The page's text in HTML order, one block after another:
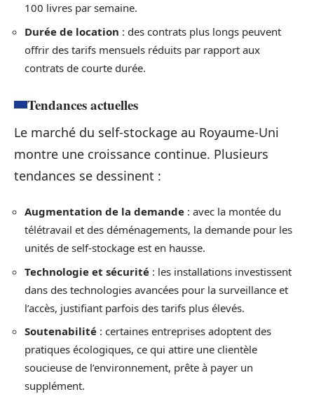
100 livres par semaine.
Durée de location : des contrats plus longs peuvent
offrir des tarifs mensuels réduits par rapport aux
contrats de courte durée.
Tendances actuelles
Le marché du self-stockage au Royaume-Uni
montre une croissance continue. Plusieurs
tendances se dessinent :
Augmentation de la demande : avec la montée du
télétravail et des déménagements, la demande pour les
unités de self-stockage est en hausse.
Technologie et sécurité : les installations investissent
dans des technologies avancées pour la surveillance et
l’accès, justifiant parfois des tarifs plus élevés.
Soutenabilité : certaines entreprises adoptent des
pratiques écologiques, ce qui attire une clientèle
soucieuse de l’environnement, prête à payer un
supplément.